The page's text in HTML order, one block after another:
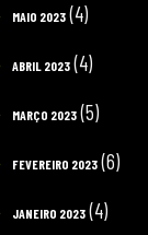
MAIO 2023 (4)
ABRIL 2023 (4)
MARÇO 2023 (5)
FEVEREIRO 2023 (6)
JANEIRO 2023 (4)